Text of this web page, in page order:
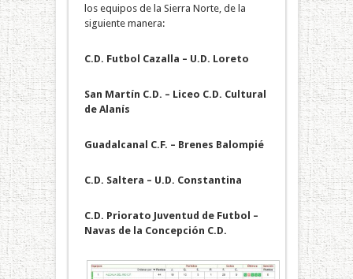
los equipos de la Sierra Norte, de la
siguiente manera:
C.D. Futbol Cazalla – U.D. Loreto
San Martín C.D. – Liceo C.D. Cultural
de Alanís
Guadalcanal C.F. – Brenes Balompié
C.D. Saltera – U.D. Constantina
C.D. Priorato Juventud de Futbol –
Navas de la Concepción C.D.